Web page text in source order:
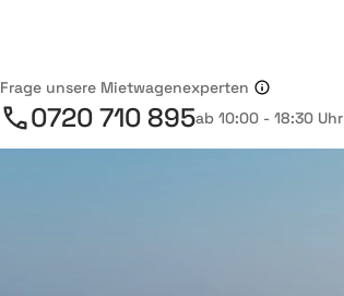
Frage unsere Mietwagenexperten
0720 710 895ab 10:00 - 18:30 Uhr